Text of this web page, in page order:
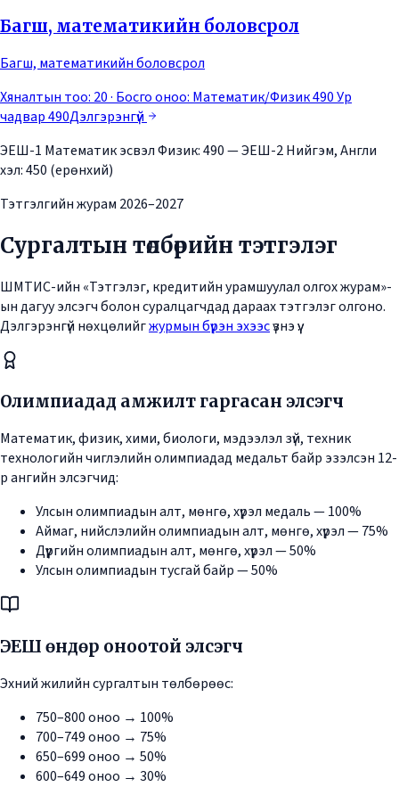
Багш, математикийн боловсрол
Багш, математикийн боловсрол
Хяналтын тоо: 20· Босго оноо: Математик/Физик 490 Ур
чадвар 490Дэлгэрэнгүй
ЭЕШ-1 Математик эсвэл Физик: 490 — ЭЕШ-2 Нийгэм, Англи
хэл: 450 (ерөнхий)
Тэтгэлгийн журам 2026–2027
Сургалтын төлбөрийн тэтгэлэг
ШМТИС-ийн «Тэтгэлэг, кредитийн урамшуулал олгох журам»-
ын дагуу элсэгч болон суралцагчдад дараах тэтгэлэг олгоно.
Дэлгэрэнгүй нөхцөлийгжурмын бүрэн эхээсүзнэ үү.
Олимпиадад амжилт гаргасан элсэгч
Математик, физик, хими, биологи, мэдээлэл зүй, техник
технологийн чиглэлийн олимпиадад медальт байр эзэлсэн 12-
р ангийн элсэгчид:
Улсын олимпиадын алт, мөнгө, хүрэл медаль — 100%
Аймаг, нийслэлийн олимпиадын алт, мөнгө, хүрэл — 75%
Дүүргийн олимпиадын алт, мөнгө, хүрэл — 50%
Улсын олимпиадын тусгай байр — 50%
ЭЕШ өндөр оноотой элсэгч
Эхний жилийн сургалтын төлбөрөөс:
750–800 оноо → 100%
700–749 оноо → 75%
650–699 оноо → 50%
600–649 оноо → 30%